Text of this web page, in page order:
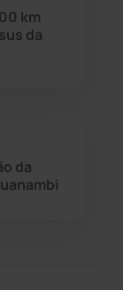
(1530)
(12)
km
da
da